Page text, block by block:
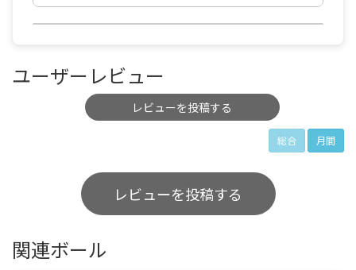
ユーザーレビュー
レビューを投稿する
総合 月間
レビューを投稿する
関連ボール